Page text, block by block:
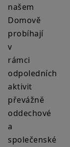
našem
Domově
probíhají
v
rámci
odpoledních
aktivit
převážně
oddechové
a
společenské